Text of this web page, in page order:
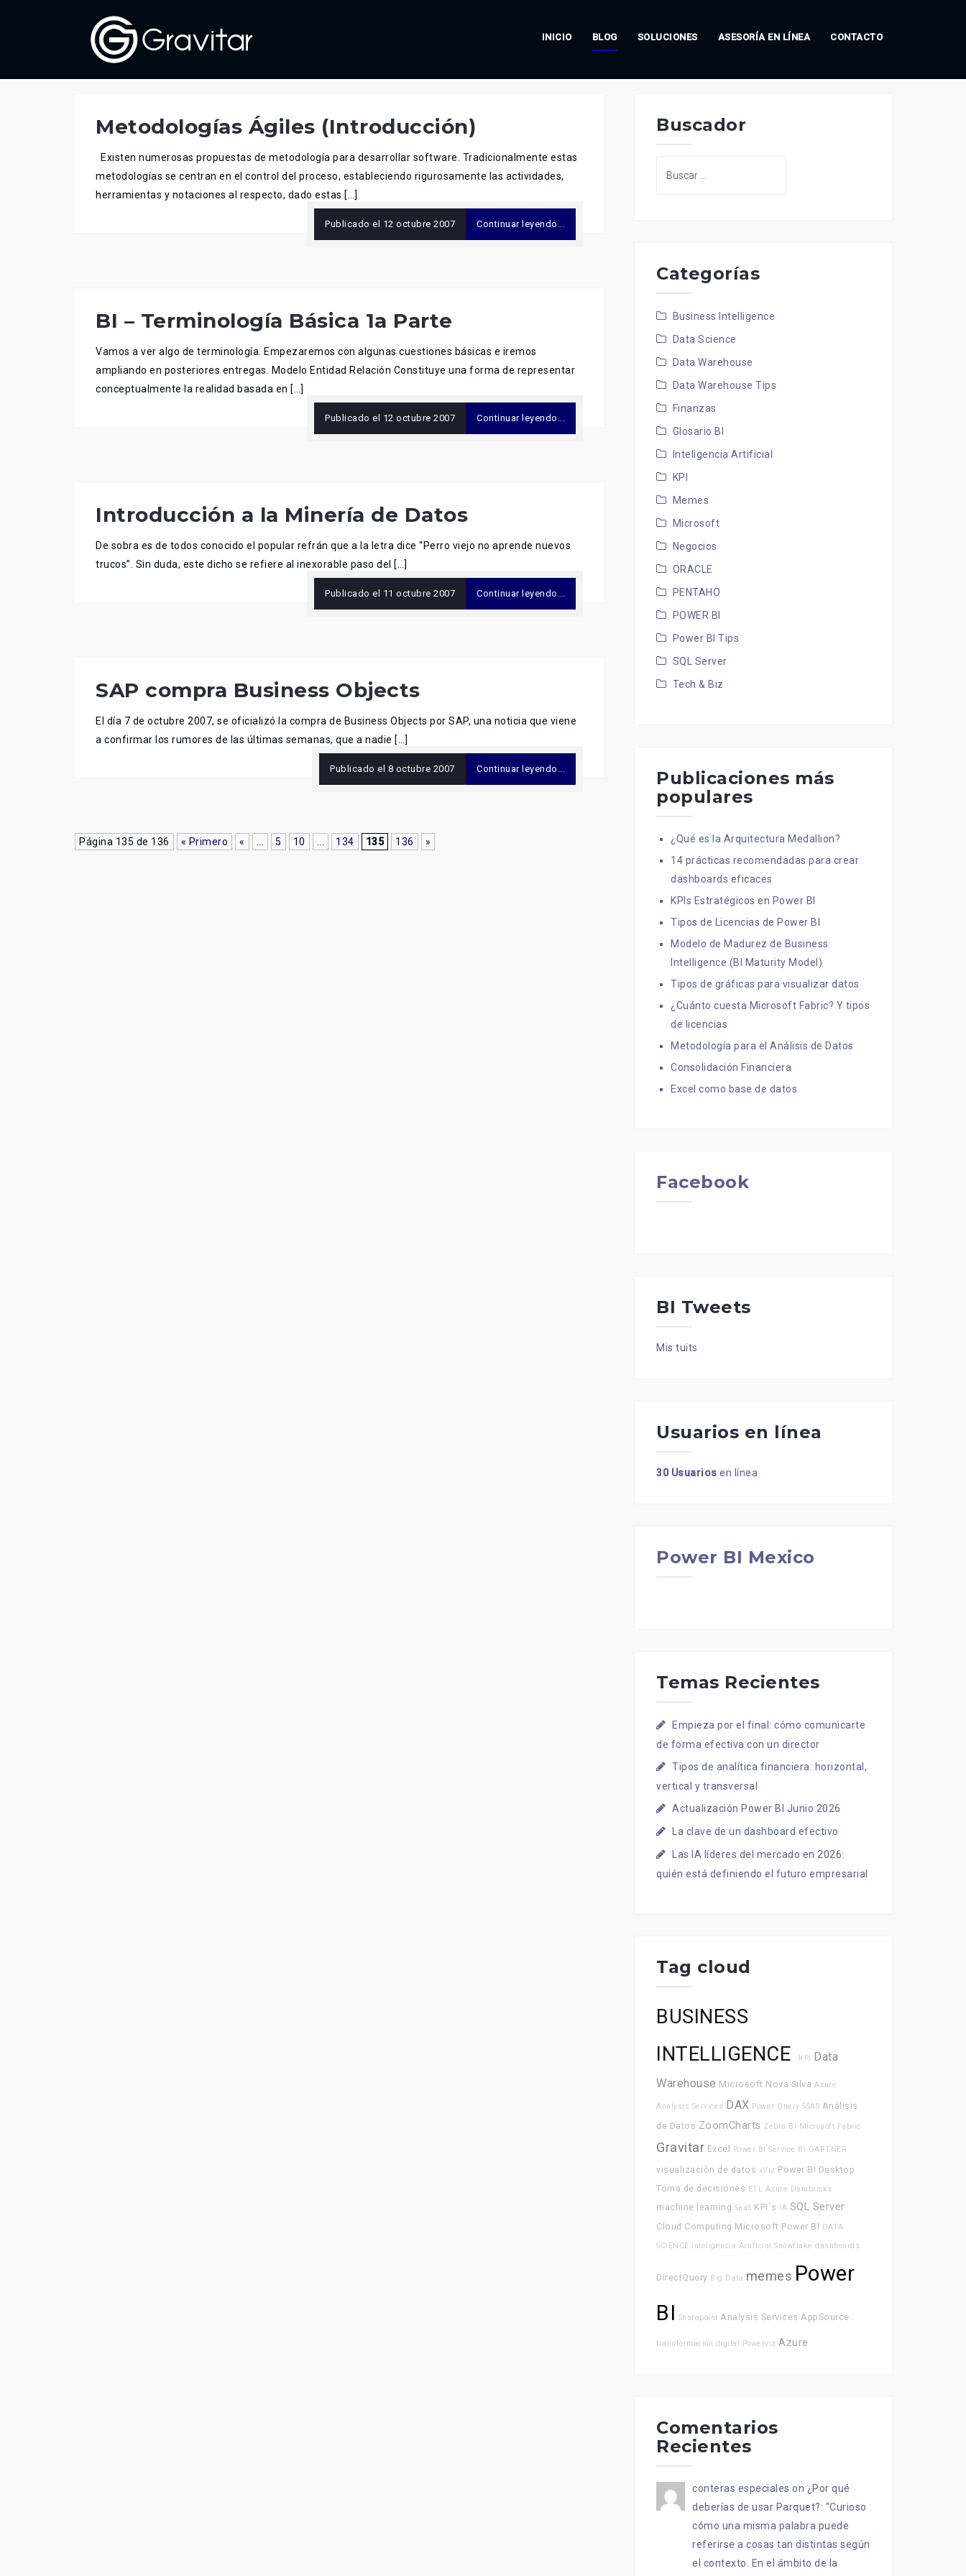
INICIO BLOG SOLUCIONES ASESORÍA EN LÍNEA CONTACTO
Metodologías Ágiles (Introducción)
Existen numerosas propuestas de metodología para desarrollar software. Tradicionalmente estas
metodologías se centran en el control del proceso, estableciendo rigurosamente las actividades,
herramientas y notaciones al respecto, dado estas […]
Publicado el 12 octubre 2007 Continuar leyendo...
BI – Terminología Básica 1a Parte
Vamos a ver algo de terminología. Empezaremos con algunas cuestiones básicas e iremos
ampliando en posteriores entregas. Modelo Entidad Relación Constituye una forma de representar
conceptualmente la realidad basada en […]
Publicado el 12 octubre 2007 Continuar leyendo...
Introducción a la Minería de Datos
De sobra es de todos conocido el popular refrán que a la letra dice “Perro viejo no aprende nuevos
trucos”. Sin duda, este dicho se refiere al inexorable paso del […]
Publicado el 11 octubre 2007 Continuar leyendo...
SAP compra Business Objects
El día 7 de octubre 2007, se oficializó la compra de Business Objects por SAP, una noticia que viene
a confirmar los rumores de las últimas semanas, que a nadie […]
Publicado el 8 octubre 2007 Continuar leyendo...
Página 135 de 136 « Primero « 5 10 134 135 136 »
Buscador
Categorías
Business Intelligence
Data Science
Data Warehouse
Data Warehouse Tips
Finanzas
Glosario BI
Inteligencia Artificial
KPI
Memes
Microsoft
Negocios
ORACLE
PENTAHO
POWER BI
Power BI Tips
SQL Server
Tech & Biz
Publicaciones más
populares
¿Qué es la Arquitectura Medallion?
14 prácticas recomendadas para crear
dashboards eficaces
KPIs Estratégicos en Power BI
Tipos de Licencias de Power BI
Modelo de Madurez de Business
Intelligence (BI Maturity Model)
Tipos de gráficas para visualizar datos
¿Cuánto cuesta Microsoft Fabric? Y tipos
de licencias
Metodología para el Análisis de Datos
Consolidación Financiera
Excel como base de datos
Facebook
BI Tweets
Mis tuits
Usuarios en línea
30 Usuarios en línea
Power BI Mexico
Temas Recientes
Empieza por el final: cómo comunicarte
de forma efectiva con un director
Tipos de analítica financiera: horizontal,
vertical y transversal
Actualización Power BI Junio 2026
La clave de un dashboard efectivo
Las IA líderes del mercado en 2026:
quién está definiendo el futuro empresarial
Tag cloud
BUSINESS
INTELLIGENCE
KPI Data
Warehouse Microsoft Nova Silva Azure
Analysis Services DAX Power Query SSAS Análisis
de Datos ZoomCharts Zebra BI Microsoft Fabric
Gravitar Excel Power BI Service BI GARTNER
visualización de datos xViz Power BI Desktop
Toma de decisiones ETL Azure Databricks
machine learning SaaS KPI´s IA SQL Server
Cloud Computing Microsoft Power BI DATA
SCIENCE Inteligencia Artificial Snowflake dashboards
DirectQuery Big Data memes Power
BI Sharepoint Analysis Services AppSource
transformación digital Powerviz Azure
Comentarios
Recientes
conteras especiales on ¿Por qué
deberías de usar Parquet?: “Curioso
cómo una misma palabra puede
referirse a cosas tan distintas según
el contexto. En el ámbito de la